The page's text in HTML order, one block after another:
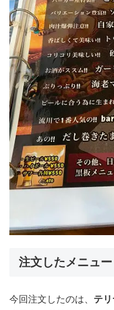
注文したメニュー
今回注文したのは、 テ